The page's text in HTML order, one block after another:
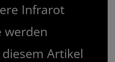
Infrarot
werden
Artikel